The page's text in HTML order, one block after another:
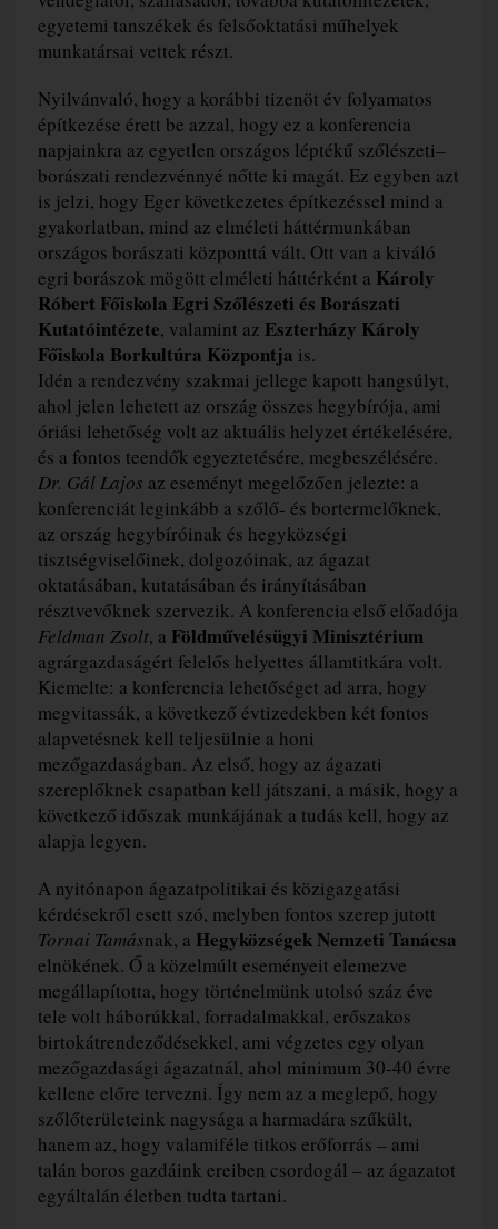
egyetemi tanszékek és felsőoktatási műhelyek
munkatársai vettek részt.
Nyilvánvaló, hogy a korábbi tizenöt év folyamatos
építkezése érett be azzal, hogy ez a konferencia
napjainkra az egyetlen országos léptékű szőlészeti–
borászati rendezvénnyé nőtte ki magát. Ez egyben azt
is jelzi, hogy Eger következetes építkezéssel mind a
gyakorlatban, mind az elméleti háttérmunkában
országos borászati központtá vált. Ott van a kiváló
egri borászok mögött elméleti háttérként a Károly
Róbert Főiskola Egri Szőlészeti és Borászati
Kutatóintézete, valamint az Eszterházy Károly
Főiskola Borkultúra Központja is.
Idén a rendezvény szakmai jellege kapott hangsúlyt,
ahol jelen lehetett az ország összes hegybírója, ami
óriási lehetőség volt az aktuális helyzet értékelésére,
és a fontos teendők egyeztetésére, megbeszélésére.
Dr. Gál Lajos az eseményt megelőzően jelezte: a
konferenciát leginkább a szőlő- és bortermelőknek,
az ország hegybíróinak és hegyközségi
tisztségviselőinek, dolgozóinak, az ágazat
oktatásában, kutatásában és irányításában
résztvevőknek szervezik. A konferencia első előadója
Feldman Zsolt, a Földművelésügyi Minisztérium
agrárgazdaságért felelős helyettes államtitkára volt.
Kiemelte: a konferencia lehetőséget ad arra, hogy
megvitassák, a következő évtizedekben két fontos
alapvetésnek kell teljesülnie a honi
mezőgazdaságban. Az első, hogy az ágazati
szereplőknek csapatban kell játszani, a másik, hogy a
következő időszak munkájának a tudás kell, hogy az
alapja legyen.
A nyitónapon ágazatpolitikai és közigazgatási
kérdésekről esett szó, melyben fontos szerep jutott
Tornai Tamásnak, a Hegyközségek Nemzeti Tanácsa
elnökének. Ő a közelmúlt eseményeit elemezve
megállapította, hogy történelmünk utolsó száz éve
tele volt háborúkkal, forradalmakkal, erőszakos
birtokátrendeződésekkel, ami végzetes egy olyan
mezőgazdasági ágazatnál, ahol minimum 30-40 évre
kellene előre tervezni. Így nem az a meglepő, hogy
szőlőterületeink nagysága a harmadára szűkült,
hanem az, hogy valamiféle titkos erőforrás – ami
talán boros gazdáink ereiben csordogál – az ágazatot
egyáltalán életben tudta tartani.